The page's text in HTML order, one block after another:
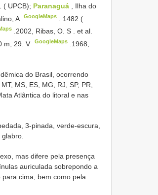
( UPCB); Paranaguá
, Ilha do
A
GoogleMaps
1482 (
.2002, Ribas, O. S .et al.
m, 29. V GoogleMaps
.1968,
do Brasil, ocorrendo
MS, ES, MG, RJ, SP, PR,
Atlântica do litoral e nas
3-pinada, verde-escura,
mas difere pela presença
auriculada sobrepondo a
cima, bem como pela